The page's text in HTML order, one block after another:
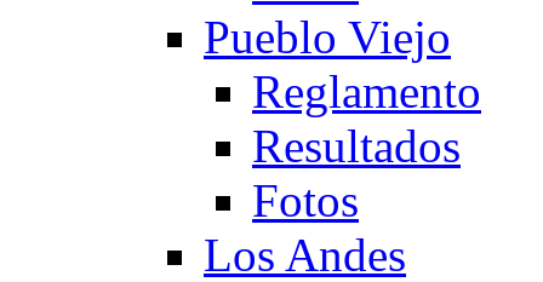
Pueblo Viejo
Reglamento
Resultados
Fotos
Los Andes